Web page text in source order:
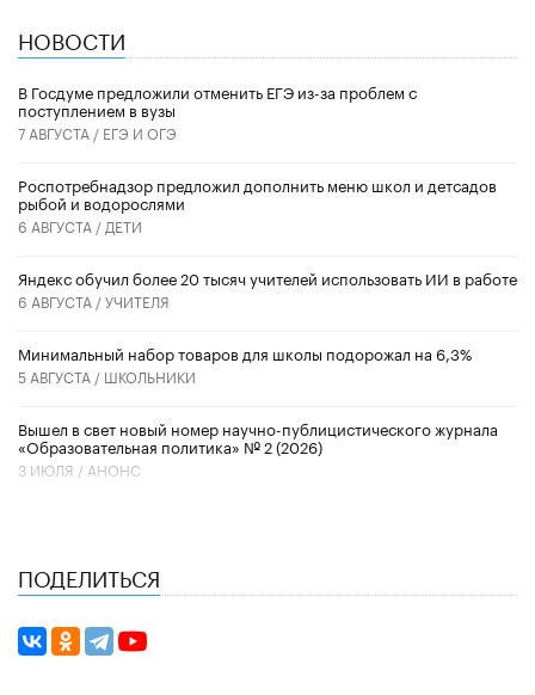
НОВОСТИ
В Госдуме предложили отменить ЕГЭ из-за проблем с
поступлением в вузы
7 АВГУСТА / ЕГЭ И ОГЭ
Роспотребнадзор предложил дополнить меню школ и детсадов
рыбой и водорослями
6 АВГУСТА / ДЕТИ
​Яндекс обучил более 20 тысяч учителей использовать ИИ в работе
6 АВГУСТА /УЧИТЕЛЯ
Минимальный набор товаров для школы подорожал на 6,3%
5 АВГУСТА / ШКОЛЬНИКИ
Вышел в свет новый номер научно-публицистического журнала
«Образовательная политика» № 2 (2026)
3 ИЮЛЯ / АНОНС
ПОДЕЛИТЬСЯ